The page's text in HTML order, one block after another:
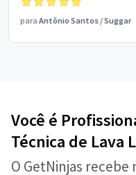
para Antônio Santos /Suggar
Você é
Técnica de Lava
O GetNinjas recebe